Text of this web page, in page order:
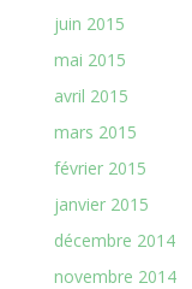
juin 2015
mai 2015
avril 2015
mars 2015
février 2015
janvier 2015
décembre 2014
novembre 2014